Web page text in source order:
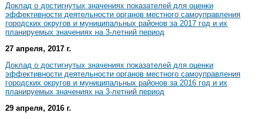
Доклад о достигнутых значениях показателей для оценки
эффективности деятельности органов местного самоуправления
городских округов и муниципальных районов за 2017 год и их
планируемых значениях на 3-летний период
27 апреля, 2017 г.
Доклад о достигнутых значениях показателей для оценки
эффективности деятельности органов местного самоуправления
городских округов и муниципальных районов за 2016 год и их
планируемых значениях на 3-летний период
29 апреля, 2016 г.